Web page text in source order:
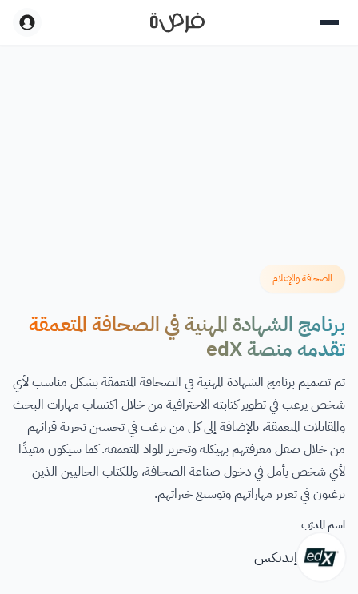
الصحافة والإعلام
برنامج الشهادة المهنية في الصحافة المتعمقة
تقدمه منصة edX
تم تصميم برنامج الشهادة المهنية في الصحافة المتعمقة بشكل مناسب لأي
شخص يرغب في تطوير كتابته الاحترافية من خلال اكتساب مهارات البحث
والمقابلات المتعمقة، بالإضافة إلى كل من يرغب في تحسين تجربة قرائهم
من خلال صقل معرفتهم بهيكلة وتحرير المواد المتعمقة. كما سيكون مفيدًا
لأي شخص يأمل في دخول صناعة الصحافة، وللكتاب الحاليين الذين
يرغبون في تعزيز مهاراتهم وتوسيع خبراتهم.
اسم المدرّب
إيديكس